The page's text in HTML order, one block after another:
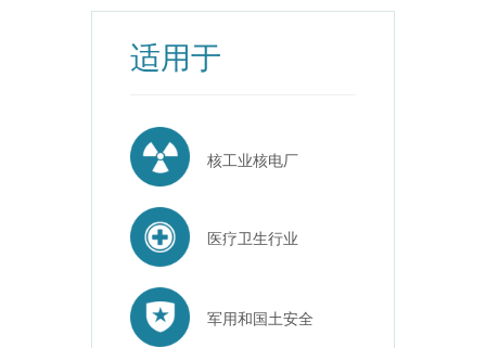
适用于
核工业核电厂
医疗卫生行业
军用和国土安全